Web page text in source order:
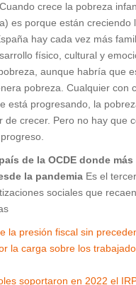
crece la pobreza
es porque están creciendo
hay cada vez más
físico, cultural y
aunque habría que
pobreza. Cualquier con
está progresando, la
de crecer. Pero no hay que
de la OCDE donde más
la pandemia Es el
sociales que
la presión fiscal sin
la carga sobre los
soportaron en 2022 el